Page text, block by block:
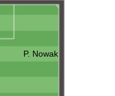
P. Nowak